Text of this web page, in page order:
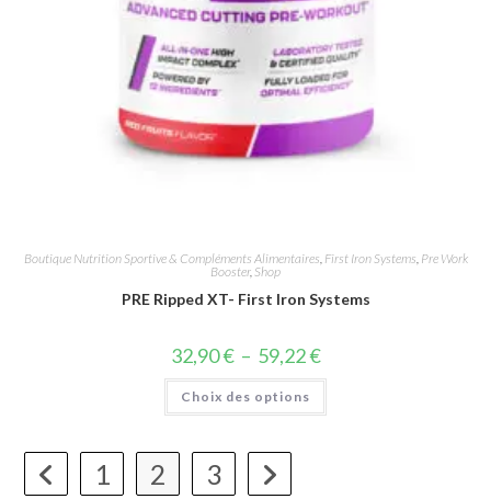
Boutique Nutrition Sportive & Compléments Alimentaires, First Iron Systems, Pre Work
Booster, Shop
PRE Ripped XT- First Iron Systems
32,90€ – 59,22€
Choix des options
1 2 3